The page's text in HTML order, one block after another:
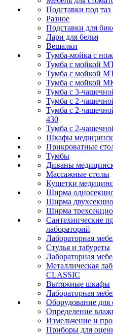
Подставки под таз
Разное
Подставки для
Лари для белья
Вешалки
Тумба-мойка с
Тумба с мойкой
Тумба с мойкой
Тумба с мойкой
Тумба с 3-
Тумба с 2-
Тумба с 2-
430
Тумба с 2-
Шкафы
Прикроватные
Тумбы
Диваны
Массажные столы
Кушетки
Ширма
Ширма
Ширма
Сантехнические
лабораторий
Лабораторная
Стулья и табуреты
Лабораторная
Металлическая
CLASSIC
Вытяжные шкафы
Лабораторная
Оборудование для
Определение
Измельчение и
Приборы для